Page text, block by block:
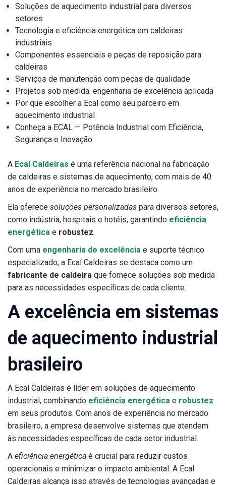
Soluções de aquecimento industrial para diversos
setores
Tecnologia e eficiência energética em caldeiras
industriais
Componentes essenciais e peças de reposição para
caldeiras
Serviços de manutenção com peças de qualidade
Projetos sob medida: engenharia de excelência aplicada
Por que escolher a Ecal como seu parceiro em
aquecimento industrial
Conheça a ECAL — Potência Industrial com Eficiência,
Segurança e Inovação
A Ecal Caldeiras é uma referência nacional na fabricação
de caldeiras e sistemas de aquecimento, com mais de 40
anos de experiência no mercado brasileiro.
Ela oferece soluções personalizadas para diversos setores,
como indústria, hospitais e hotéis, garantindo eficiência
energética e robustez.
Com uma engenharia de excelência e suporte técnico
especializado, a Ecal Caldeiras se destaca como um
fabricante de caldeira que fornece soluções sob medida
para as necessidades específicas de cada cliente.
A excelência em sistemas
de aquecimento industrial
brasileiro
A Ecal Caldeiras é líder em soluções de aquecimento
industrial, combinando eficiência energética e robustez
em seus produtos. Com anos de experiência no mercado
brasileiro, a empresa desenvolve sistemas que atendem
às necessidades específicas de cada setor industrial.
A eficiência energética é crucial para reduzir custos
operacionais e minimizar o impacto ambiental. A Ecal
Caldeiras alcança isso através de tecnologias avançadas e